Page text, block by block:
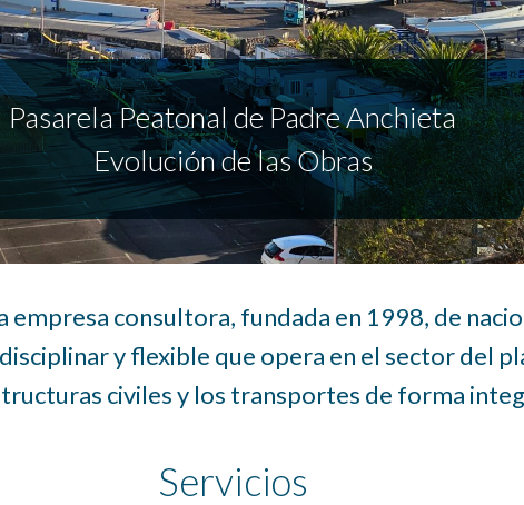
Pasarela Peatonal de Padre Anchieta
Evolución de las Obras
empresa consultora, fundada en 1998, de
y flexible que opera en el sector del
civiles y los transportes de forma
Servicios